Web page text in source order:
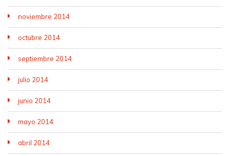
noviembre 2014
octubre 2014
septiembre 2014
julio 2014
junio 2014
mayo 2014
abril 2014